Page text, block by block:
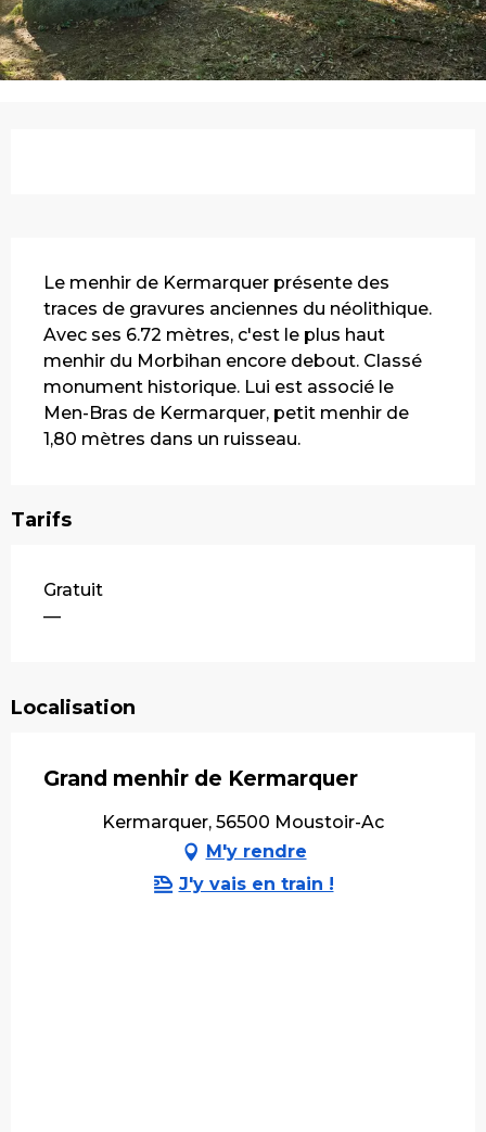
Le menhir de Kermarquer présente des
traces de gravures anciennes du néolithique.
Avec ses 6.72 mètres, c'est le plus haut
menhir du Morbihan encore debout. Classé
monument historique. Lui est associé le
Men-Bras de Kermarquer, petit menhir de
1,80 mètres dans un ruisseau.
Tarifs
Tarifs 2026
Gratuit
—
Localisation
Grand menhir de Kermarquer
Kermarquer, 56500 Moustoir-Ac
M'y rendre
J'y vais en train !